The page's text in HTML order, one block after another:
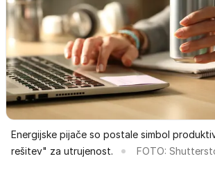
Energijske pijače so postale simbol
rešitev" za utrujenost.
FOTO: